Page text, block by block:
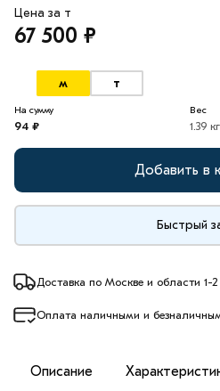
Цена за т
67 500 ₽
м т
На сумму
94 ₽
Вес
1.39 кг
Добавить в
Быстрый
Доставка по Москве и области 1-
Оплата наличными и
Описание